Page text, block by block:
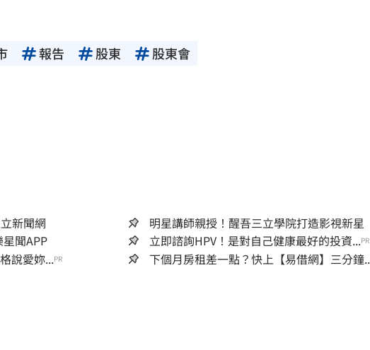
報告 股東 股東會
新聞網
明星講師親授！醒吾三立學院打造影視新星
載娛樂星聞APP
立即諮詢HPV！是對自己健康最好的投資...PR
說愛妳...PR 下個月房租差一點？快上【易借網】三分鐘